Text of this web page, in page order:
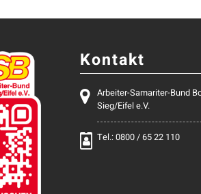
Kontakt
Arbeiter-Samariter-Bund
Sieg/Eifel e.V.
Tel.: 0800 / 65 22 110